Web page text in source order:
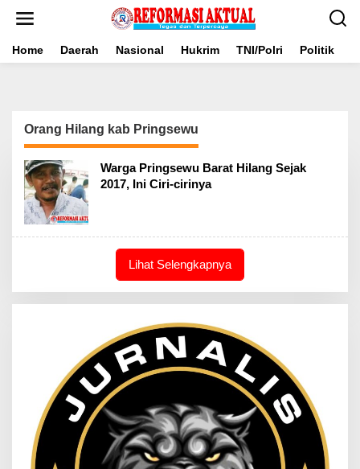
Home Daerah Nasional Hukrim TNI/Polri Politik
Orang Hilang kab Pringsewu
Warga Pringsewu Barat Hilang Sejak
2017, Ini Ciri-cirinya
Lihat Selengkapnya